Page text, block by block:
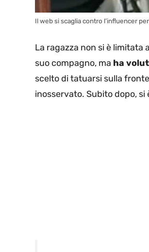
Il web si scaglia contro l’influencer
La ragazza non si è limitata
suo compagno, ma ha
scelto di tatuarsi sulla
inosservato. Subito dopo, si